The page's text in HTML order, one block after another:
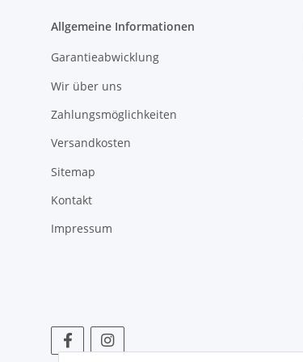
Allgemeine Informationen
Garantieabwicklung
Wir über uns
Zahlungsmöglichkeiten
Versandkosten
Sitemap
Kontakt
Impressum